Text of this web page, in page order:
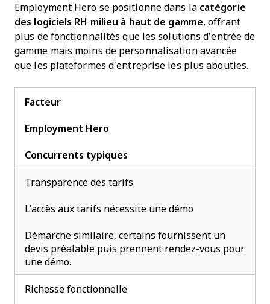
Employment Hero se positionne dans la catégorie
des logiciels RH milieu à haut de gamme, offrant
plus de fonctionnalités que les solutions d’entrée de
gamme mais moins de personnalisation avancée
que les plateformes d’entreprise les plus abouties.
Facteur
Employment Hero
Concurrents typiques
Transparence des tarifs
L'accès aux tarifs nécessite une démo
Démarche similaire, certains fournissent un
devis préalable puis prennent rendez-vous pour
une démo.
Richesse fonctionnelle